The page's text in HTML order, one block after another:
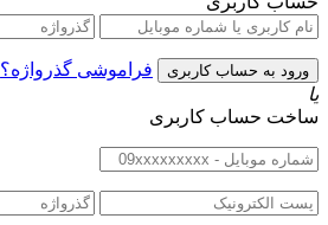
فراموشی گذرواژه؟
یا
ساخت حساب کاربری